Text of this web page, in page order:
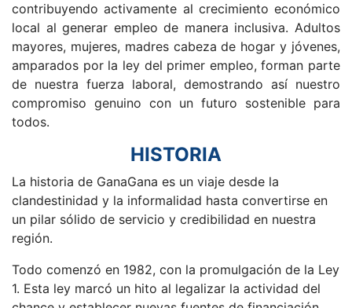
contribuyendo activamente al crecimiento económico
local al generar empleo de manera inclusiva. Adultos
mayores, mujeres, madres cabeza de hogar y jóvenes,
amparados por la ley del primer empleo, forman parte
de nuestra fuerza laboral, demostrando así nuestro
compromiso genuino con un futuro sostenible para
todos.
HISTORIA
La historia de GanaGana es un viaje desde la
clandestinidad y la informalidad hasta convertirse en
un pilar sólido de servicio y credibilidad en nuestra
región.
Todo comenzó en 1982, con la promulgación de la Ley
1. Esta ley marcó un hito al legalizar la actividad del